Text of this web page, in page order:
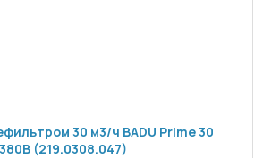
30 м3/ч BADU Prime 30
(219.0308.047)